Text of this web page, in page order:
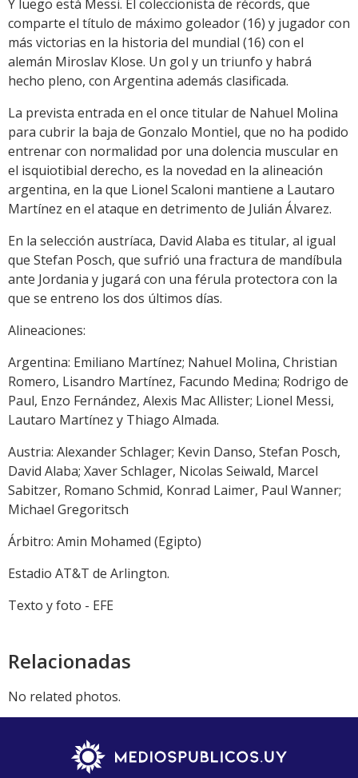
Y luego está Messi. El coleccionista de récords, que
comparte el título de máximo goleador (16) y jugador con
más victorias en la historia del mundial (16) con el
alemán Miroslav Klose. Un gol y un triunfo y habrá
hecho pleno, con Argentina además clasificada.
La prevista entrada en el once titular de Nahuel Molina
para cubrir la baja de Gonzalo Montiel, que no ha podido
entrenar con normalidad por una dolencia muscular en
el isquiotibial derecho, es la novedad en la alineación
argentina, en la que Lionel Scaloni mantiene a Lautaro
Martínez en el ataque en detrimento de Julián Álvarez.
En la selección austríaca, David Alaba es titular, al igual
que Stefan Posch, que sufrió una fractura de mandíbula
ante Jordania y jugará con una férula protectora con la
que se entreno los dos últimos días.
Alineaciones:
Argentina: Emiliano Martínez; Nahuel Molina, Christian
Romero, Lisandro Martínez, Facundo Medina; Rodrigo de
Paul, Enzo Fernández, Alexis Mac Allister; Lionel Messi,
Lautaro Martínez y Thiago Almada.
Austria: Alexander Schlager; Kevin Danso, Stefan Posch,
David Alaba; Xaver Schlager, Nicolas Seiwald, Marcel
Sabitzer, Romano Schmid, Konrad Laimer, Paul Wanner;
Michael Gregoritsch
Árbitro: Amin Mohamed (Egipto)
Estadio AT&T de Arlington.
Texto y foto - EFE
Relacionadas
No related photos.